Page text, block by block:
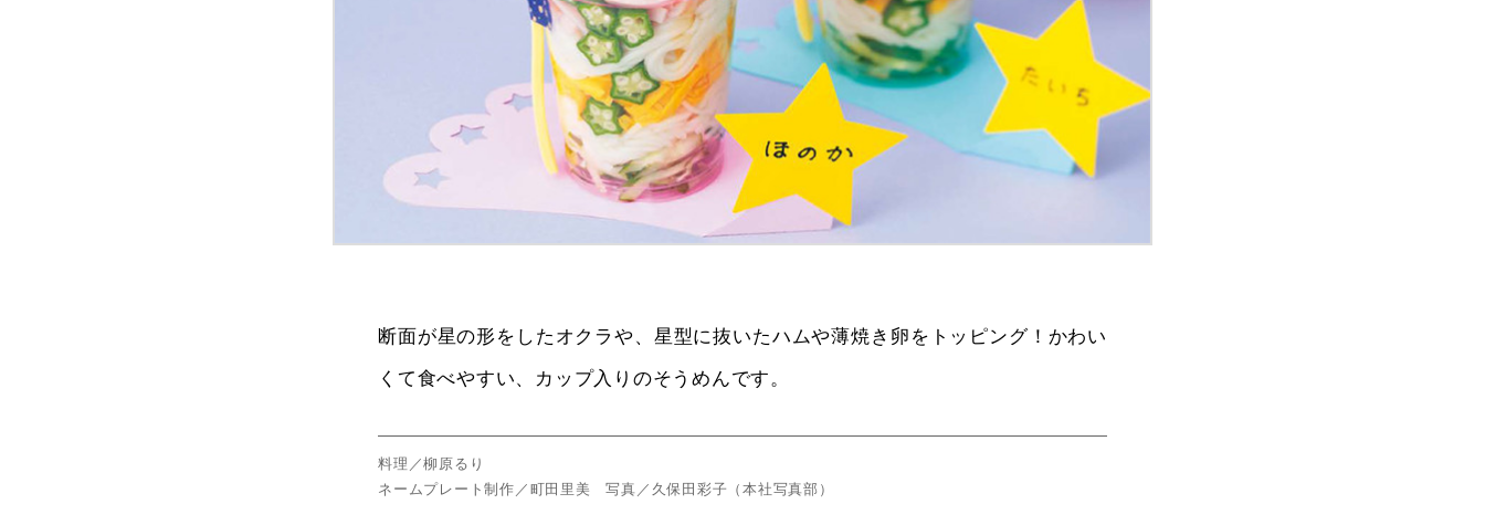
断面が星の形をしたオクラや、星型に抜いたハムや薄焼き卵をトッピング！かわい
くて食べやすい、カップ入りのそうめんです。
料理／柳原るり
ネームプレート制作／町田里美 写真／久保田彩子（本社写真部）